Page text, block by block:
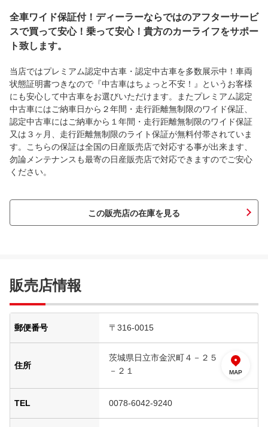
全車ワイド保証付！ディーラーならではのアフターサービ
スで買って安心！乗って安心！貴方のカーライフをサポー
ト致します。
当店ではプレミアム認定中古車・認定中古車を多数展示中！車両
状態証明書つきなので『中古車はちょっと不安！』というお客様
にも安心して中古車をお選びいただけます。またプレミアム認定
中古車にはご納車日から２年間・走行距離無制限のワイド保証、
認定中古車にはご納車から１年間・走行距離無制限のワイド保証
又は３ヶ月、走行距離無制限のライト保証が無料付帯されていま
す。こちらの保証は全国の日産販売店で対応する事が出来ます、
勿論メンテナンスも最寄の日産販売店で対応できますのでご安心
ください。
この販売店の在庫を見る
販売店情報
郵便番号 〒316-0015
住所
茨城県日立市金沢町４－２５
－２１
MAP
TEL 0078-6042-9240